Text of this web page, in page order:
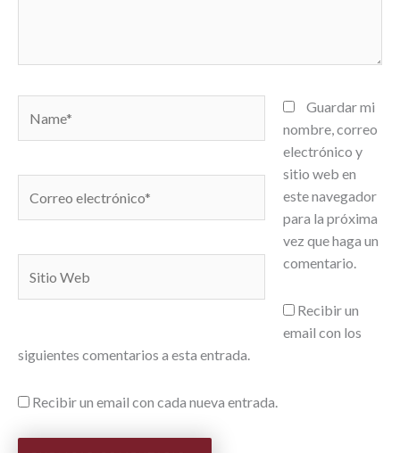
electrónico*
Web
Guardar mi
nombre, correo
electrónico y
sitio web en
este navegador
para la próxima
vez que haga un
comentario.
Recibir un
email con los
siguientes comentarios a esta entrada.
Recibir un email con cada nueva entrada.